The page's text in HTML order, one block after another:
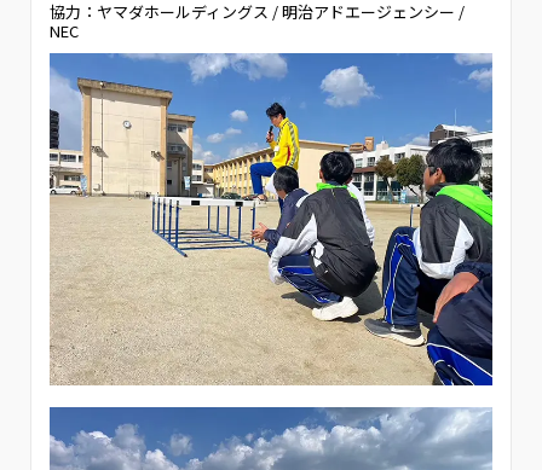
協力：ヤマダホールディングス / 明治アドエージェンシー​ /
NEC